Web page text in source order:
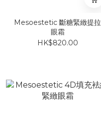
Mesoestetic 斷糖緊緻提拉
眼霜
HK$820.00